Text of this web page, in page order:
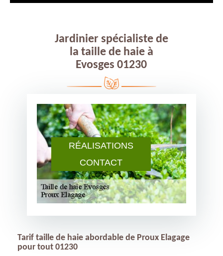
RÉALISATIONS
CONTACT
Jardinier spécialiste de
la taille de haie à
Evosges 01230
Tarif taille de haie abordable de Proux Elagage
pour tout 01230